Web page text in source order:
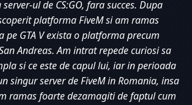
ul de CS:GO, fara succes. Dupa
platforma FiveM si am ramas
pe GTA V exista o platforma precum
Andreas. Am intrat repede curiosi sa
si ce este de capul lui, iar in perioada
singur server de FiveM in Romania, insa
ramas foarte dezamagiti de faptul cum